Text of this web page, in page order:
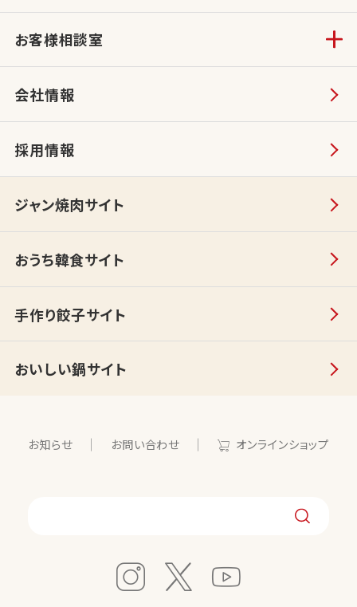
お客様相談室
会社情報
採用情報
ジャン焼肉サイト
おうち韓食サイト
手作り餃子サイト
おいしい鍋サイト
お知らせ お問い合わせ オンラインショップ